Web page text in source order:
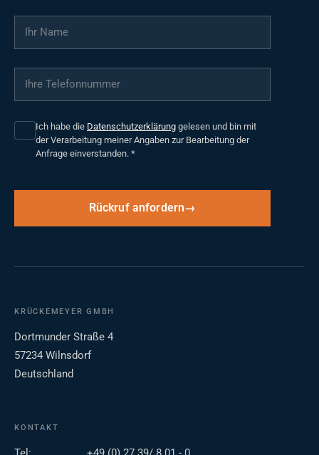
Ihr Name
Ihre Telefonnummer
Ich habe die Datenschutzerklärung gelesen und bin mit
der Verarbeitung meiner Angaben zur Bearbeitung der
Anfrage einverstanden. *
Rückruf anfordern
KRÜCKEMEYER GMBH
Dortmunder Straße 4
57234 Wilnsdorf
Deutschland
KONTAKT